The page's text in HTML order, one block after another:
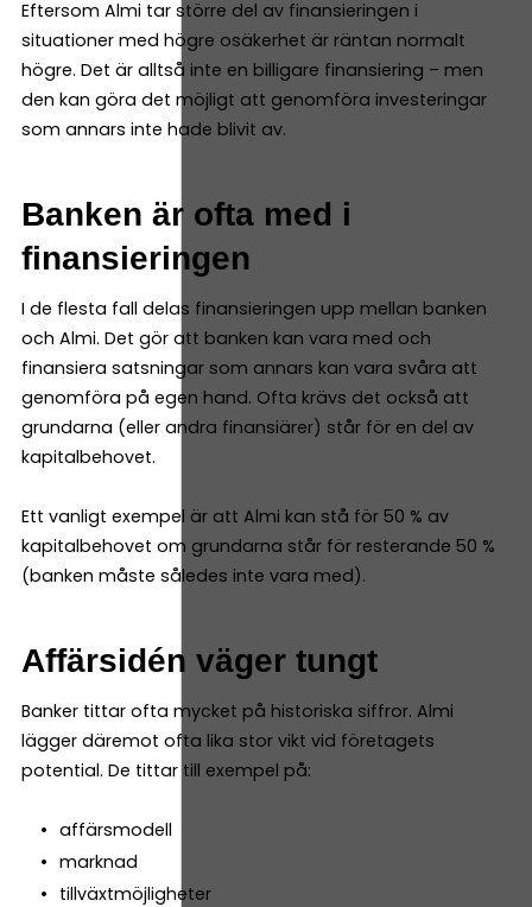
Eftersom Almi tar större del av finansieringen i
situationer med högre osäkerhet är räntan normalt
högre. Det är alltså inte en billigare finansiering – men
den kan göra det möjligt att genomföra investeringar
som annars inte hade blivit av.
Banken är ofta med i
finansieringen
I de flesta fall delas finansieringen upp mellan banken
och Almi. Det gör att banken kan vara med och
finansiera satsningar som annars kan vara svåra att
genomföra på egen hand. Ofta krävs det också att
grundarna (eller andra finansiärer) står för en del av
kapitalbehovet.
Ett vanligt exempel är att Almi kan stå för 50 % av
kapitalbehovet om grundarna står för resterande 50 %
(banken måste således inte vara med).
Affärsidén väger tungt
Banker tittar ofta mycket på historiska siffror. Almi
lägger däremot ofta lika stor vikt vid företagets
potential. De tittar till exempel på:
affärsmodell
marknad
tillväxtmöjligheter